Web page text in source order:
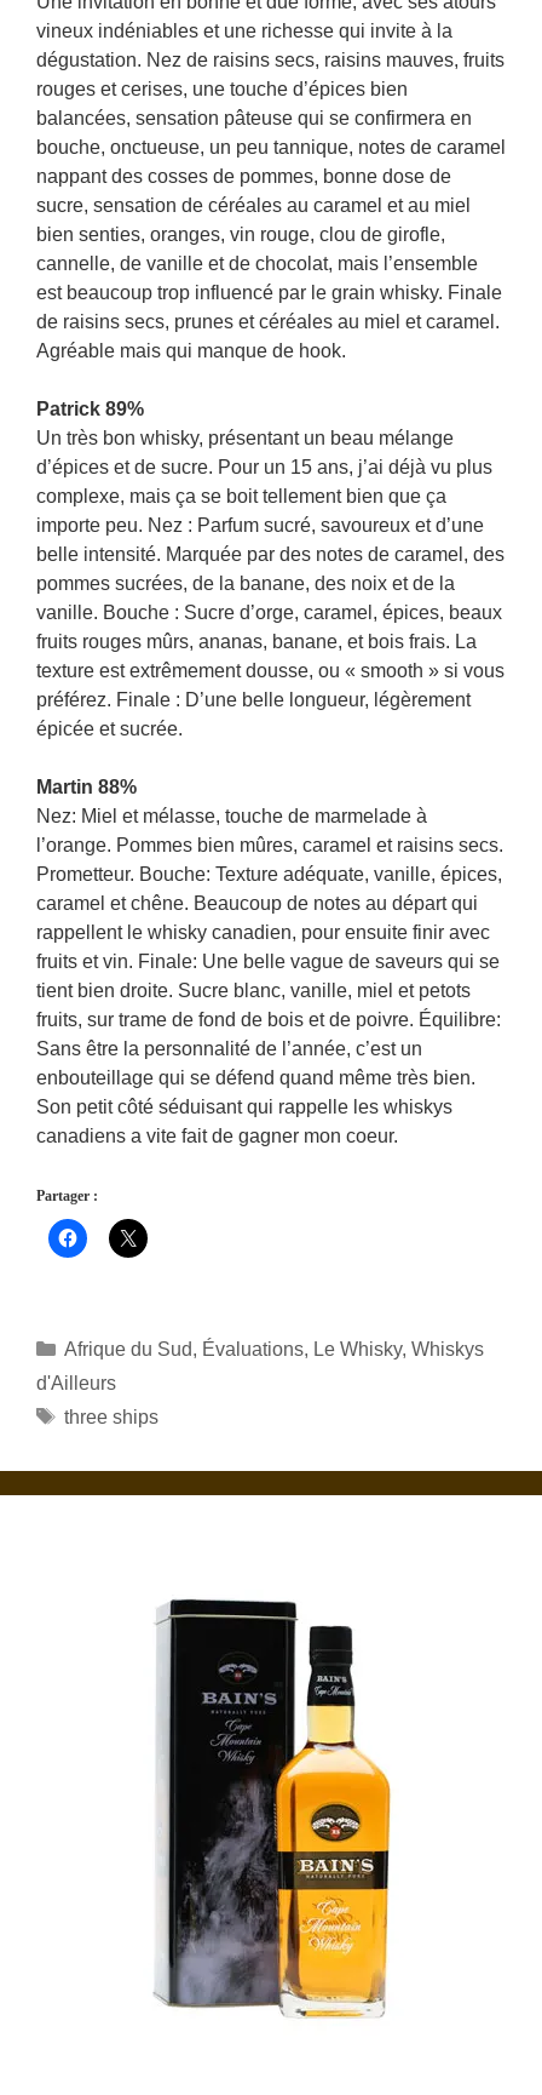
vineux indéniables et une richesse qui invite à la
dégustation. Nez de raisins secs, raisins mauves, fruits
rouges et cerises, une touche d’épices bien
balancées, sensation pâteuse qui se confirmera en
bouche, onctueuse, un peu tannique, notes de caramel
nappant des cosses de pommes, bonne dose de
sucre, sensation de céréales au caramel et au miel
bien senties, oranges, vin rouge, clou de girofle,
cannelle, de vanille et de chocolat, mais l’ensemble
est beaucoup trop influencé par le grain whisky. Finale
de raisins secs, prunes et céréales au miel et caramel.
Agréable mais qui manque de hook.
Patrick 89%
Un très bon whisky, présentant un beau mélange
d’épices et de sucre. Pour un 15 ans, j’ai déjà vu plus
complexe, mais ça se boit tellement bien que ça
importe peu. Nez : Parfum sucré, savoureux et d’une
belle intensité. Marquée par des notes de caramel, des
pommes sucrées, de la banane, des noix et de la
vanille. Bouche : Sucre d’orge, caramel, épices, beaux
fruits rouges mûrs, ananas, banane, et bois frais. La
texture est extrêmement dousse, ou « smooth » si vous
préférez. Finale : D’une belle longueur, légèrement
épicée et sucrée.
Martin 88%
Nez: Miel et mélasse, touche de marmelade à
l’orange. Pommes bien mûres, caramel et raisins secs.
Prometteur. Bouche: Texture adéquate, vanille, épices,
caramel et chêne. Beaucoup de notes au départ qui
rappellent le whisky canadien, pour ensuite finir avec
fruits et vin. Finale: Une belle vague de saveurs qui se
tient bien droite. Sucre blanc, vanille, miel et petots
fruits, sur trame de fond de bois et de poivre. Équilibre:
Sans être la personnalité de l’année, c’est un
enbouteillage qui se défend quand même très bien.
Son petit côté séduisant qui rappelle les whiskys
canadiens a vite fait de gagner mon coeur.
Partager :
Catégories
Afrique du Sud, Évaluations, Le Whisky, Whiskys
d'Ailleurs
Étiquettes
three ships